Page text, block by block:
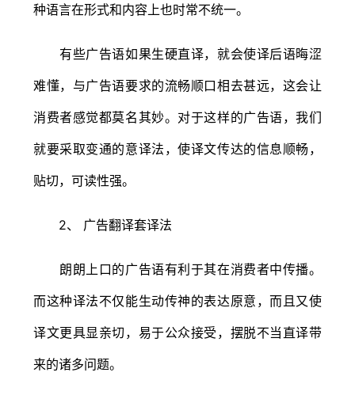
种语言在形式和内容上也时常不统一。
有些广告语如果生硬直译，就会使译后语晦涩
难懂，与广告语要求的流畅顺口相去甚远，这会让
消费者感觉都莫名其妙。对于这样的广告语，我们
就要采取变通的意译法，使译文传达的信息顺畅，
贴切，可读性强。
2、 广告翻译套译法
朗朗上口的广告语有利于其在消费者中传播。
而这种译法不仅能生动传神的表达原意，而且又使
译文更具显亲切，易于公众接受，摆脱不当直译带
来的诸多问题。